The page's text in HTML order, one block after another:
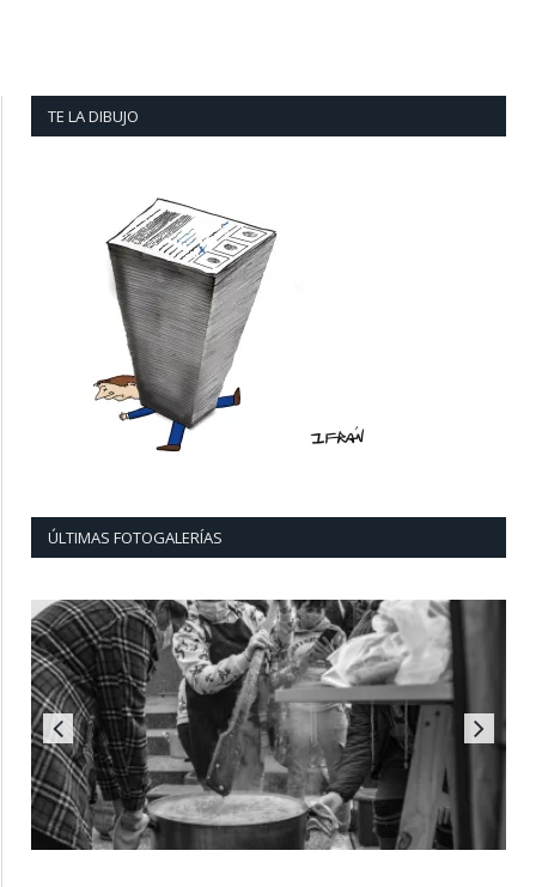
TE LA DIBUJO
ÚLTIMAS FOTOGALERÍAS